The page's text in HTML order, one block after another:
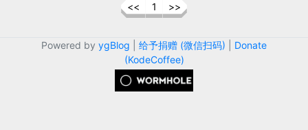
<< 1 >>
Powered by ygBlog 给予捐赠 (微信扫码)
Donate
(KodeCoffee)